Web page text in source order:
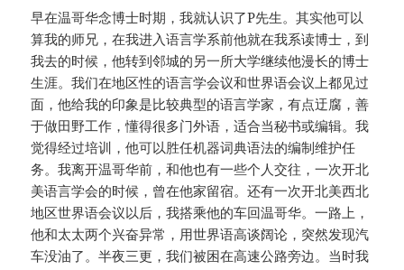
早在温哥华念博士时期，我就认识了P先生。其实他可以
算我的师兄，在我进入语言学系前他就在我系读博士，到
我去的时候，他转到邻城的另一所大学继续他漫长的博士
生涯。我们在地区性的语言学会议和世界语会议上都见过
面，他给我的印象是比较典型的语言学家，有点迂腐，善
于做田野工作，懂得很多门外语，适合当秘书或编辑。我
觉得经过培训，他可以胜任机器词典语法的编制维护任
务。我离开温哥华前，和他也有一些个人交往，一次开北
美语言学会的时候，曾在他家留宿。还有一次开北美西北
地区世界语会议以后，我搭乘他的车回温哥华。一路上，
他和太太两个兴奋异常，用世界语高谈阔论，突然发现汽
车没油了。半夜三更，我们被困在高速公路旁边。当时我